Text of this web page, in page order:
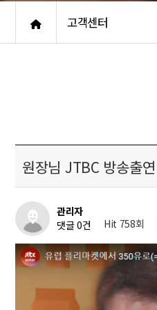
고객센터
원장님 JTBC 방송출연
관리자
댓글 0건
Hit 758회